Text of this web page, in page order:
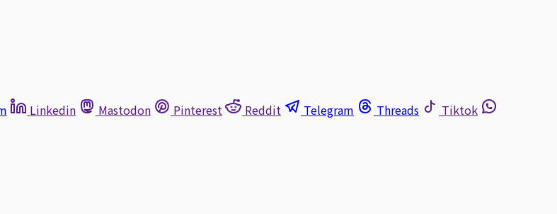
Linkedin Mastodon Pinterest Reddit Telegram Threads
Tiktok